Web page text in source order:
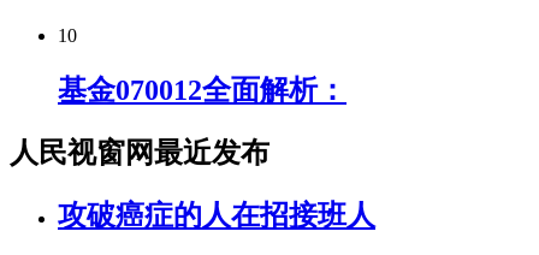
10
基金070012全面解析：
人民视窗网最近发布
攻破癌症的人在招接班人